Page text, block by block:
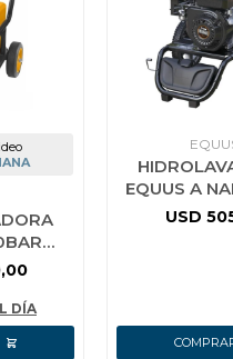
DÍA
EQUUS A
BAR
USD